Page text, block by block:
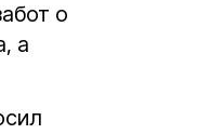
о
а